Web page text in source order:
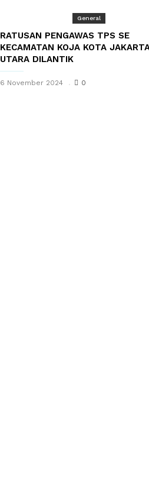
General
RATUSAN PENGAWAS TPS SE
KECAMATAN KOJA KOTA
UTARA DILANTIK
6 November 2024 0